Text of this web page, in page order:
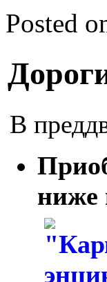
Posted
В
ниже